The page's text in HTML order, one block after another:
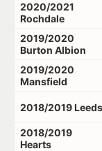
2020/2021
Rochdale
2019/2020
Burton Albion
2019/2020
Mansfield
2018/2019 Leeds
2018/2019
Hearts